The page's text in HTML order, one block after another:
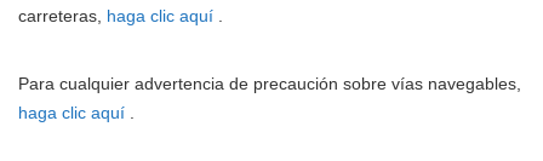
carreteras, haga clic aquí
Para cualquier advertencia de precaución sobre vías navegables,
haga clic aquí